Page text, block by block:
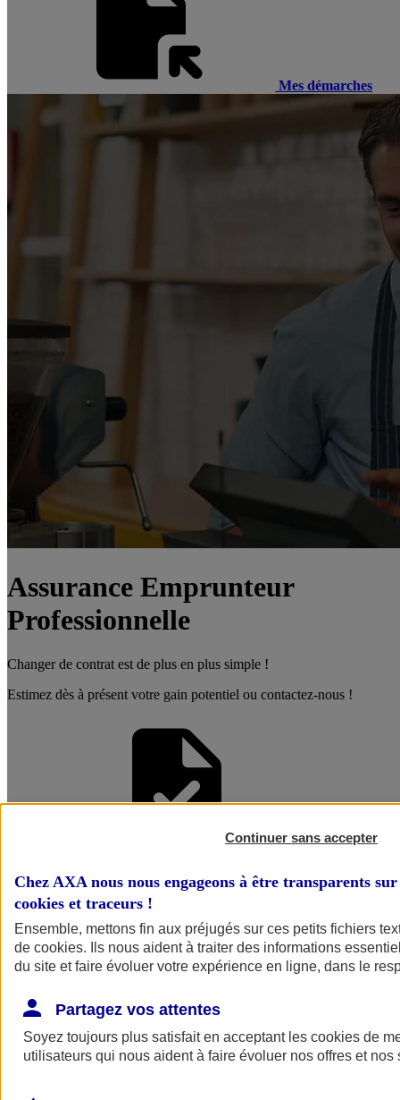
Mes démarches
Assurance Emprunteur
Professionnelle
Changer de contrat est de plus en plus simple !
Estimez dès à présent votre gain potentiel ou contactez-nous !
Faire une
Simulation
Simuler mon
Continuer sans accepter
Chez AXA nous nous engageons à être transparents
cookies et traceurs !
Ensemble, mettons fin aux préjugés sur ces petits fichiers
de cookies. Ils nous aident à traiter des informations
du site et faire évoluer votre expérience en ligne, dans le
Partagez vos attentes
Soyez toujours plus satisfait en acceptant les cookies de
utilisateurs qui nous aident à faire évoluer nos offres et nos